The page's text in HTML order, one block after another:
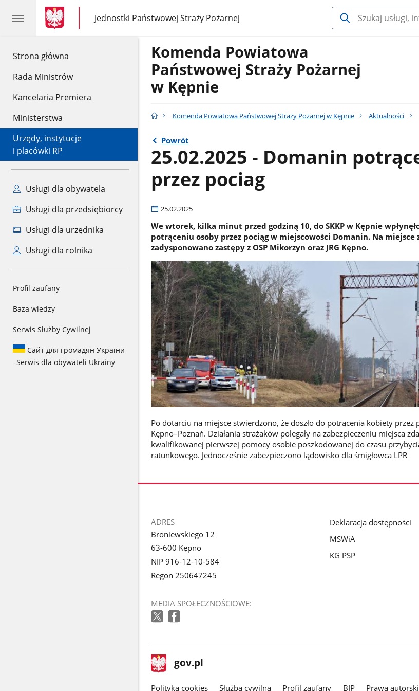
Strona główna
Rada Ministrów
Kancelaria Premiera
Ministerstwa
Urzędy, instytucje
i placówki RP
Usługi dla obywatela
Usługi dla przedsiębiorcy
Usługi dla urzędnika
Usługi dla rolnika
Profil zaufany
Baza wiedzy
Serwis Służby Cywilnej
Сайт для громадян України
–Serwis dla obywateli Ukrainy
gov.pl
gov.pl
Jednostki Państwowej Straży Pożarnej
gov.pl
Jednostki
Państwowej
Komenda Powiatowa
Państwowej Straży Pożarnej
w Kępnie
Komenda Powiatowa Państwowej Straży Pożarnej w Kępnie Aktualności
Powrót
25.02.2025 - Domanin
przez pociag
25.02.2025
We wtorek, kilka minut przed godziną 10, do SKKP w Kępnie
potrąceniu osoby przez pociąg w miejscowości Domanin. Na miejsce
zadysponowano zastępy z OSP Mikorzyn oraz JRG Kępno.
Po dotarciu na miejsce stwierdzono, że doszło do potrącenia kobiety przez
Kępno–Poznań. Działania strażaków polegały na zabezpieczeniu miejsca
kwalifikowanej pierwszej pomocy osobie poszkodowanej do czasu
ratunkowego. Jednocześnie zabezpieczono lądowisko dla śmigłowca LPR
stopka
ADRES
Broniewskiego 12
63-600 Kępno
NIP 916-12-10-584
Regon 250647245
MEDIA SPOŁECZNOŚCIOWE:
Deklaracja dostępności
MSWiA
KG PSP
stopka
gov.pl Strona
gov.pl
Polityka cookies Służba cywilna Profil zaufany BIP Prawa